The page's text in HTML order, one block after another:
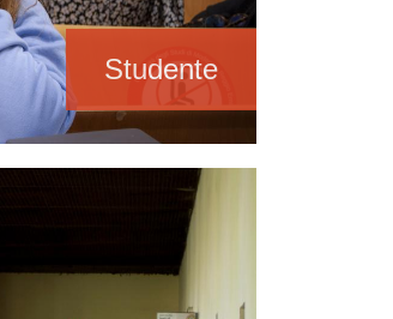
Studente